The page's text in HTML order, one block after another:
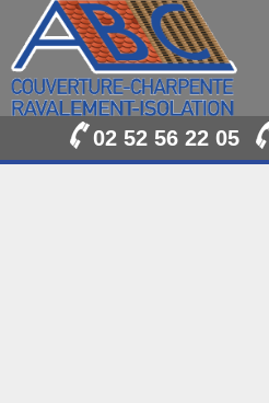
02 52 56 22 05